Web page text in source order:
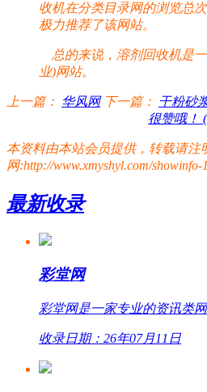
收机在分类目录网的浏览总
极力推荐了该网站。
总的来说，溶剂回收机是
业)网站。
上一篇： 华风网 下一篇： 干粉砂
很赞哦！ (
本资料由本站会员提供，转载请注
网:http://www.xmyshyl.com/showinfo-
最新收录
彩堂网
彩堂网是一家专业的资讯类
收录日期：26年07月11日